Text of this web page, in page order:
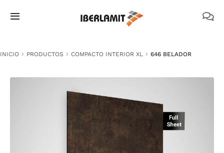
Toggle
NOSOTROS
DOCUMENTACIÓN TÉCNICA
INICIO PRODUCTOS COMPACTO INTERIOR XL 646 BELADOR